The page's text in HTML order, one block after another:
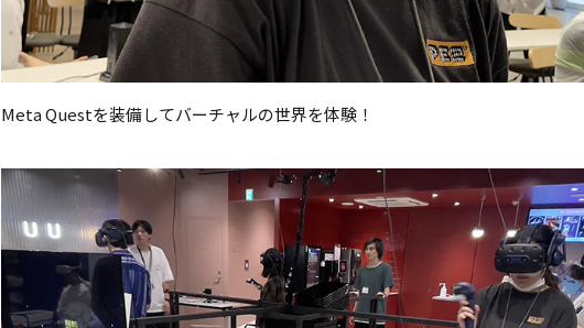
Meta Questを装備してバーチャルの世界を体験！